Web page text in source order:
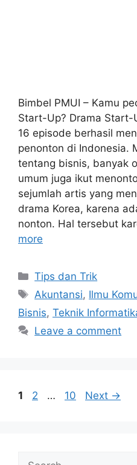
Bimbel PMUI – Kamu
Start-Up? Drama Start-
16 episode berhasil
penonton di Indonesia.
tentang bisnis, banyak
umum juga ikut
sejumlah artis yang
drama Korea, karena
nonton. Hal tersebut
more
Tips dan Trik
Akuntansi, Ilmu
Bisnis, Teknik
Leave a comment
1 2 … 10 Next →